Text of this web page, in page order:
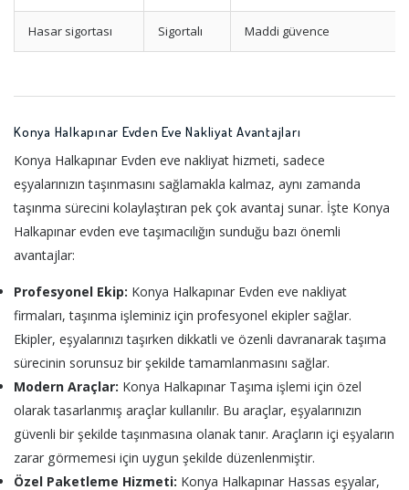
Hasar sigortası Sigortalı Maddi güvence
Konya Halkapınar Evden Eve Nakliyat Avantajları
Konya Halkapınar Evden eve nakliyat hizmeti, sadece
eşyalarınızın taşınmasını sağlamakla kalmaz, aynı zamanda
taşınma sürecini kolaylaştıran pek çok avantaj sunar. İşte Konya
Halkapınar evden eve taşımacılığın sunduğu bazı önemli
avantajlar:
Profesyonel Ekip: Konya Halkapınar Evden eve nakliyat
firmaları, taşınma işleminiz için profesyonel ekipler sağlar.
Ekipler, eşyalarınızı taşırken dikkatli ve özenli davranarak taşıma
sürecinin sorunsuz bir şekilde tamamlanmasını sağlar.
Modern Araçlar: Konya Halkapınar Taşıma işlemi için özel
olarak tasarlanmış araçlar kullanılır. Bu araçlar, eşyalarınızın
güvenli bir şekilde taşınmasına olanak tanır. Araçların içi eşyaların
zarar görmemesi için uygun şekilde düzenlenmiştir.
Özel Paketleme Hizmeti: Konya Halkapınar Hassas eşyalar,